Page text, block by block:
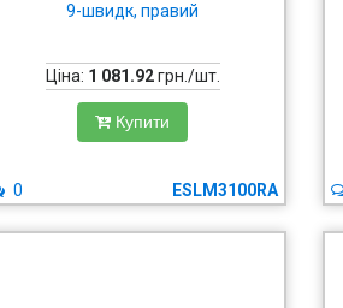
9-швидк, правий
Ціна: 1 081.92грн./шт.
Купити
ESLM3100RA
0